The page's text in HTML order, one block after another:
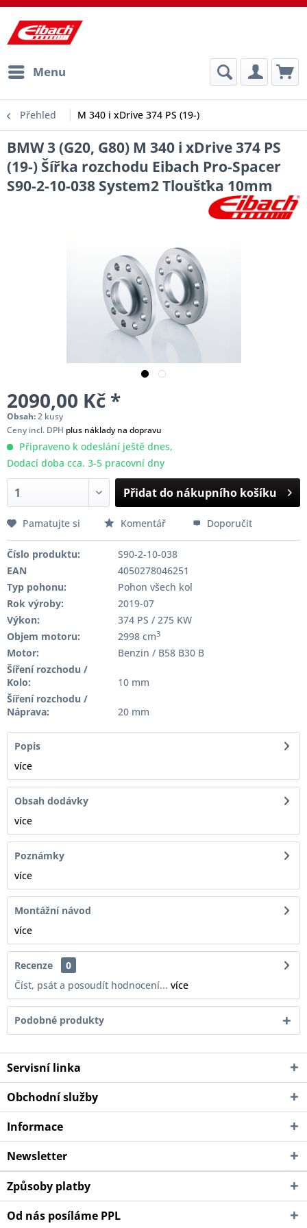
Menu
Přehled M 340 i xDrive 374 PS (19-)
BMW 3 (G20, G80) M 340 i xDrive 374 PS
(19-) Šířka rozchodu Eibach Pro-Spacer
S90-2-10-038 System2 Tloušťka 10mm
2090,00 Kč *
Obsah:2 kusy
Ceny incl. DPH plus náklady na dopravu
Připraveno k odeslání ještě dnes,
Dodací doba cca. 3-5 pracovní dny
Přidat do nákupního košíku
Pamatujte si Komentář Doporučit
Číslo produktu:
S90-2-10-038
EAN
4050278046251
Typ pohonu:
Pohon všech kol
Rok výroby:
2019-07
Výkon:
374 PS / 275 KW
Objem motoru:
2998 cm3
Motor:
Benzin / B58 B30 B
Šíření rozchodu /
Kolo:
10 mm
Šíření rozchodu /
Náprava:
20 mm
Popis
více
Obsah dodávky
více
Poznámky
více
Montážní návod
více
Recenze
0
Číst, psát a posoudít hodnocení... více
Podobné produkty
Servisní linka
Obchodní služby
Informace
Newsletter
Způsoby platby
Od nás posíláme PPL